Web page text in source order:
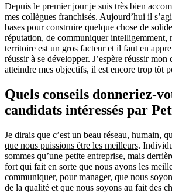
Depuis le premier jour je suis très bien
mes collègues franchisés. Aujourd’hui il
bases pour construire quelque chose de
réputation, de communiquer intelligemment,
territoire est un gros facteur et il faut en
réussir à se développer. J’espère réussir mon
atteindre mes objectifs, il est encore trop tôt
Quels conseils donneriez-
candidats intéressés par
Je dirais que c’est un beau réseau, humain,
que nous puissions être les meilleurs.
sommes qu’une petite entreprise, mais
fort qui fait en sorte que nous ayons les
communiquer, pour manager, que nous
de la qualité et que nous soyons au fait des